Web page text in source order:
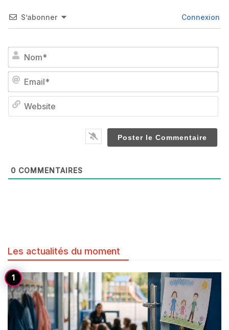
S’abonner Connexion
0 COMMENTAIRES
Les actualités du moment